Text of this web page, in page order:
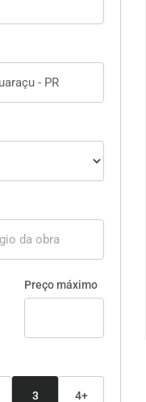
Preço máximo
3 4+